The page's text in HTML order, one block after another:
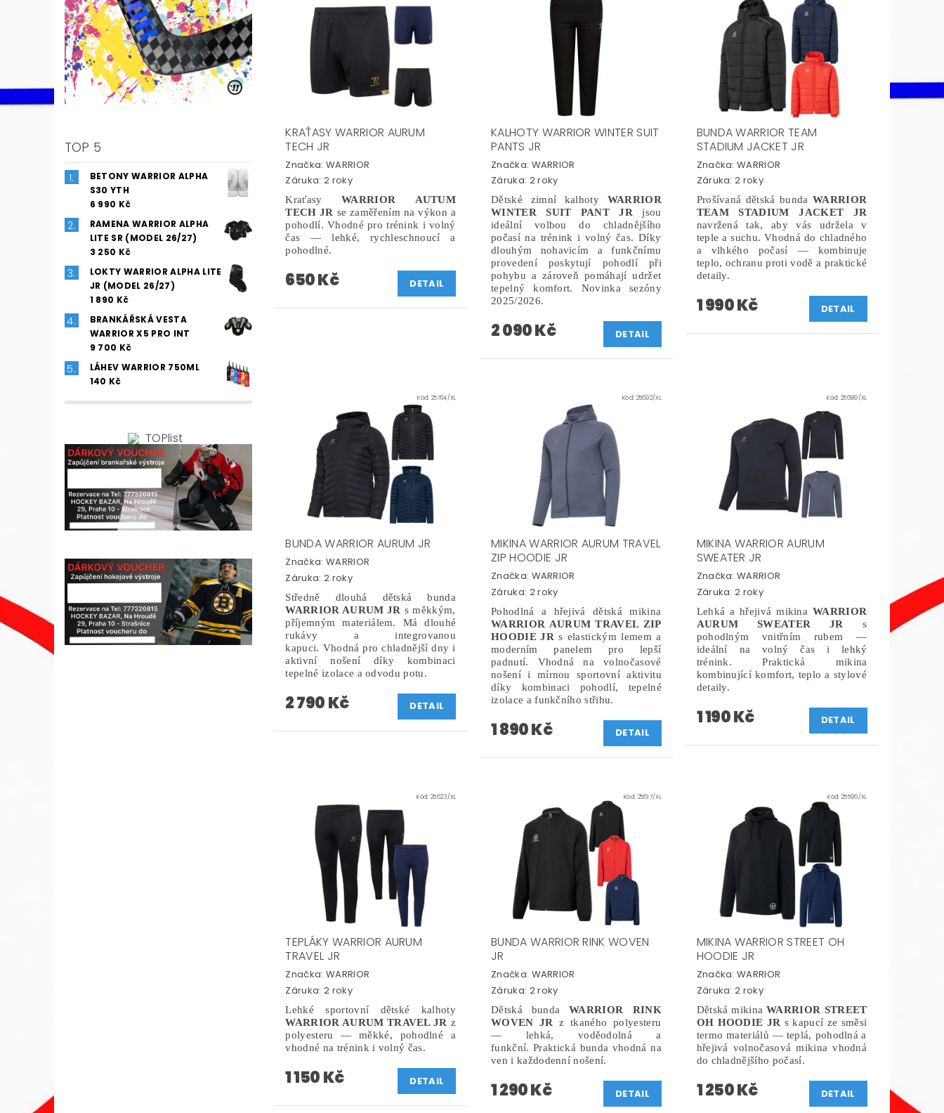
TOP 5
BETONY WARRIOR ALPHA
S30 YTH
6 990 Kč
RAMENA WARRIOR ALPHA
LITE SR (MODEL 26/27)
3 250 Kč
LOKTY WARRIOR ALPHA LITE
JR (MODEL 26/27)
1 890 Kč
BRANKÁŘSKÁ VESTA
WARRIOR X5 PRO INT
9 700 Kč
LÁHEV WARRIOR 750ML
140 Kč
KRAŤASY WARRIOR AURUM
TECH JR
Značka: WARRIOR
Záruka: 2 roky
Kraťasy WARRIOR AUTUM
TECH JR se zaměřením na výkon a
pohodlí. Vhodné pro trénink i volný
čas — lehké, rychleschnoucí a
pohodlné.
650 Kč DETAIL
KALHOTY WARRIOR WINTER SUIT
PANTS JR
Značka: WARRIOR
Záruka: 2 roky
Dětské zimní kalhoty WARRIOR
WINTER SUIT PANT JR
jsou
ideální volbou do chladnějšího
počasí na trénink i volný čas. Díky
dlouhým nohavicím a funkčnímu
provedení poskytují pohodlí při
pohybu a zároveň pomáhají udržet
tepelný komfort. Novinka sezóny
2025/2026.
2 090 Kč DETAIL
BUNDA WARRIOR TEAM
STADIUM JACKET JR
Značka:WARRIOR
Záruka: 2 roky
Prošívaná dětská bunda WARRIOR
TEAM STADIUM JACKET JR
navržená tak, aby vás udržela v
teple a suchu. Vhodná do chladného
a vlhkého počasí — kombinuje
teplo, ochranu proti vodě a praktické
detaily.
1 990 Kč DETAIL
Kód: 25704/XL
BUNDA WARRIOR AURUM JR
Značka: WARRIOR
Záruka: 2 roky
Středně dlouhá dětská bunda
WARRIOR AURUM JR s měkkým,
příjemným materiálem. Má dlouhé
rukávy a integrovanou
kapuci. Vhodná pro chladnější dny i
aktivní nošení díky kombinaci
tepelné izolace a odvodu potu.
2 790 Kč DETAIL
Kód: 25692/XL
MIKINA WARRIOR AURUM TRAVEL
ZIP HOODIE JR
Značka: WARRIOR
Záruka: 2 roky
Pohodlná a hřejivá dětská mikina
WARRIOR AURUM TRAVEL ZIP
HOODIE JR s elastickým lemem a
moderním panelem pro lepší
padnutí. Vhodná na volnočasové
nošení i mírnou sportovní aktivitu
díky kombinaci pohodlí, tepelné
izolace a funkčního střihu.
1 890 Kč DETAIL
Kód:25689/XL
MIKINA WARRIOR AURUM
SWEATER JR
Značka:WARRIOR
Záruka: 2 roky
Lehká a hřejivá mikina WARRIOR
AURUM SWEATER JR
s
pohodlným vnitřním rubem —
ideální na volný čas i lehký
trénink. Praktická mikina
kombinující komfort, teplo a stylové
detaily.
1 190 Kč DETAIL
Kód: 25623/XL
TEPLÁKY WARRIOR AURUM
TRAVEL JR
Značka: WARRIOR
Záruka: 2 roky
Lehké sportovní dětské kalhoty
WARRIOR AURUM TRAVEL JR z
polyesteru — měkké, pohodlné a
vhodné na trénink i volný čas.
1 150 Kč DETAIL
Kód: 25617/XL
BUNDA WARRIOR RINK WOVEN
JR
Značka: WARRIOR
Záruka: 2 roky
Dětská bundaWARRIOR RINK
WOVEN JR z tkaného polyesteru
— lehká, voděodolná a
funkční. Praktická bunda vhodná na
ven i každodenní nošení.
1 290 Kč DETAIL
Kód:25596/XL
MIKINA WARRIOR STREET OH
HOODIE JR
Značka:WARRIOR
Záruka: 2 roky
Dětská mikinaWARRIOR STREET
OH HOODIE JR s kapucí ze směsi
termo materiálů — teplá, pohodlná a
hřejivá volnočasová mikina vhodná
do chladnějšího počasí.
1 250 Kč DETAIL